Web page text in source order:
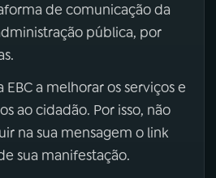
de comunicação da
pública, por
a melhorar os serviços e
ao cidadão. Por isso, não
na sua mensagem o link
sua manifestação.